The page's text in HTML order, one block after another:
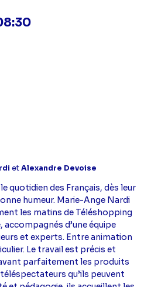
etAlexandre Devoise
quotidien des Français, dès leur
humeur. Marie-Ange Nardi
les matins de Téléshopping
d’une équipe
et experts. Entre animation
Le travail est précis et
parfaitement les produits
qu’ils peuvent